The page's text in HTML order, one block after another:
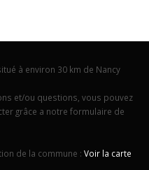
à environ 30 km de Nancy
et/ou questions, vous pouvez
grâce a notre formulaire de
de la commune : Voir la carte